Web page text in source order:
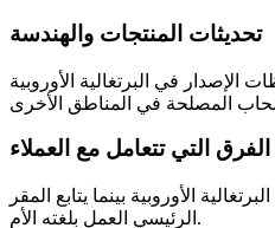
تحديثات المنتجات والهندسة
في البرتغالية الأوروبية
الفرق التي تتعامل مع العملاء
الأوروبية بينما يتابع المقر
الرئيسي العمل بلغته الأم.